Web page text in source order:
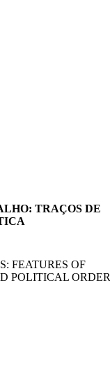
TRAÇOS DE
FEATURES OF
POLITICAL ORDER